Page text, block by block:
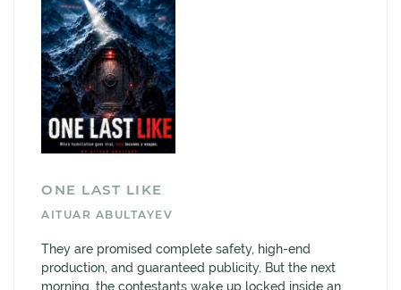
ONE LAST LIKE
AITUAR ABULTAYEV
They are promised complete safety, high-end
production, and guaranteed publicity. But the next
morning, the contestants wake up locked inside an